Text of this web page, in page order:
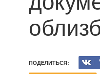
ПОДЕЛИТЬСЯ: